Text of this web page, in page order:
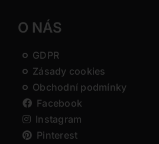
O NÁS
GDPR
Zásady cookies
Obchodní podmínky
Facebook
Instagram
Pinterest